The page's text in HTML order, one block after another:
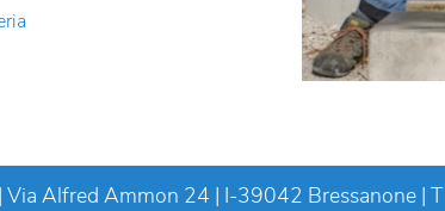
Alfred Ammon 24 | I-39042 Bressanone | T